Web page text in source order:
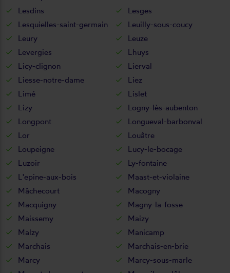
Lesdins
Lesges
Lesquielles-saint-germain
Leuilly-sous-coucy
Leury
Leuze
Levergies
Lhuys
Licy-clignon
Lierval
Liesse-notre-dame
Liez
Limé
Lislet
Lizy
Logny-lès-aubenton
Longpont
Longueval-barbonval
Lor
Louâtre
Loupeigne
Lucy-le-bocage
Luzoir
Ly-fontaine
L'epine-aux-bois
Maast-et-violaine
Mâchecourt
Macogny
Macquigny
Magny-la-fosse
Maissemy
Maizy
Malzy
Manicamp
Marchais
Marchais-en-brie
Marcy
Marcy-sous-marle